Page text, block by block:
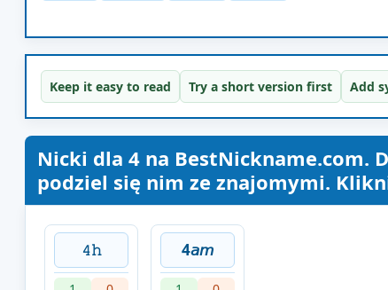
Keep it easy to read Try a short version first Add
Nicki dla 4 na BestNickname.com.
podziel się nim ze znajomymi.
𝟺𝚑 4𝘢𝘮